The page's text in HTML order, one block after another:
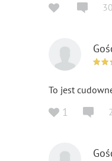
To jest
1